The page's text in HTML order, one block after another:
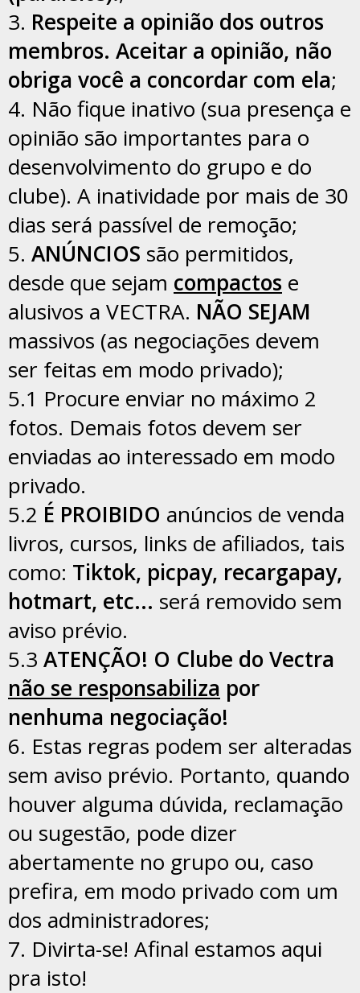
3. Respeite a opinião dos outros
membros. Aceitar a opinião, não
obriga você a concordar com ela;
4. Não fique inativo (sua presença e
opinião são importantes para o
desenvolvimento do grupo e do
clube). A inatividade por mais de 30
dias será passível de remoção;
5. ANÚNCIOS são permitidos,
desde que sejam compactos e
alusivos a VECTRA. NÃO SEJAM
massivos (as negociações devem
ser feitas em modo privado);
5.1 Procure enviar no máximo 2
fotos. Demais fotos devem ser
enviadas ao interessado em modo
privado.
5.2 É PROIBIDO anúncios de venda
livros, cursos, links de afiliados, tais
como: Tiktok, picpay, recargapay,
hotmart, etc... será removido sem
aviso prévio.
5.3 ATENÇÃO! O Clube do Vectra
não se responsabiliza por
nenhuma negociação!
6. Estas regras podem ser alteradas
sem aviso prévio. Portanto, quando
houver alguma dúvida, reclamação
ou sugestão, pode dizer
abertamente no grupo ou, caso
prefira, em modo privado com um
dos administradores;
7. Divirta-se! Afinal estamos aqui
pra isto!